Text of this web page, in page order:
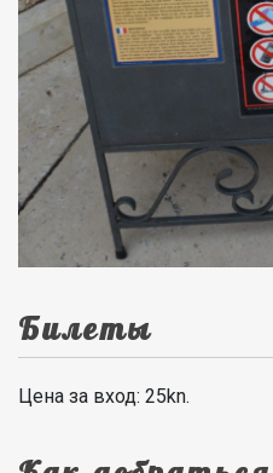
Билеты
Цена за вход: 25kn.